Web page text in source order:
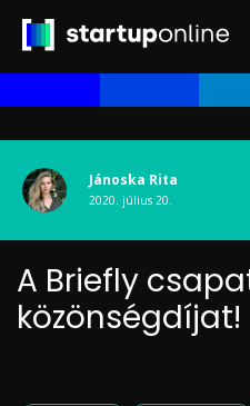
Jánoska Rita
2020. július 20.
A Briefly
közönségdíjat!